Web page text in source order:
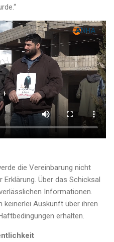
die Vereinbarung nicht
Über das Schicksal
Informationen.
keinerlei Auskunft über ihren
erhalten.